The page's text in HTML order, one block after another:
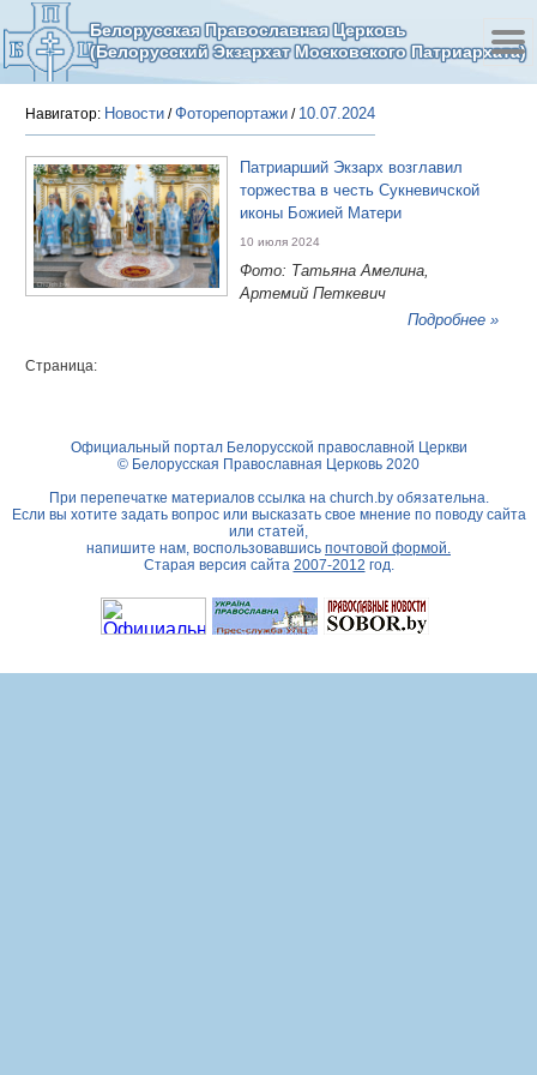
Белорусская Православная Церковь
(Белорусский Экзархат Московского Патриархата)
Навигатор: Новости /Фоторепортажи / 10.07.2024
Патриарший Экзарх возглавил
торжества в честь Сукневичской
иконы Божией Матери
10 июля 2024
Фото: Татьяна Амелина,
Артемий Петкевич
Подробнее »
Страница:
Официальный портал Белорусской православной Церкви
© Белорусская Православная Церковь 2020
При перепечатке материалов ссылка на church.byобязательна.
Если вы хотите задать вопрос или высказать свое мнение по поводу сайта
или статей,
напишите нам, воспользовавшись почтовой формой.
Старая версия сайта 2007-2012 год.